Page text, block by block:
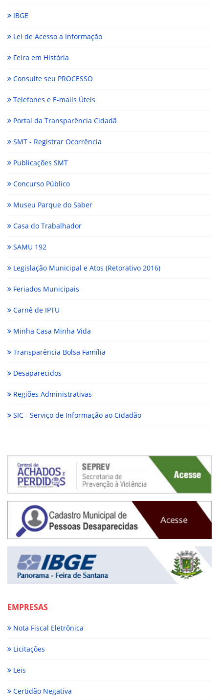
IBGE
Lei de Acesso a Informação
Feira em História
Consulte seu PROCESSO
Telefones e E-mails Úteis
Portal da Transparência Cidadã
SMT - Registrar Ocorrência
Publicações SMT
Concurso Público
Museu Parque do Saber
Casa do Trabalhador
SAMU 192
Legislação Municipal e Atos (Retorativo 2016)
Feriados Municipais
Carnê de IPTU
Minha Casa Minha Vida
Transparência Bolsa Família
Desaparecidos
Regiões Administrativas
SIC - Serviço de Informação ao Cidadão
EMPRESAS
Nota Fiscal Eletrônica
Licitações
Leis
Certidão Negativa